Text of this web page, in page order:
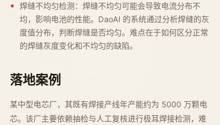
焊缝不均匀检测：焊缝不均匀可能会导致电流分布不
均，影响电池的性能。DaoAI 的系统通过分析焊缝的灰
度值分布，判断焊缝是否均匀。难点在于如何区分正常
的焊缝灰度变化和不均匀的缺陷。
落地案例
某中型电芯厂，其既有焊接产线年产能约为 5000 万颗电
芯。该厂主要依赖抽检与人工复核进行极耳焊接检测，难